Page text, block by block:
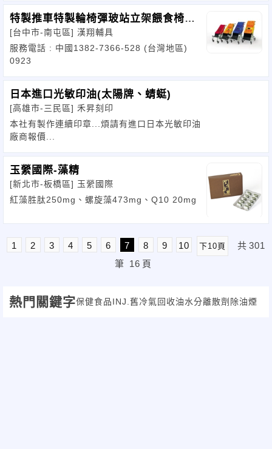
特製推車特製輪椅彈玻站立架餵食椅早
療擺49
[台中市-南屯區] 漢翔輔具
服務電話 : 中國1382-7366-528 (台灣地區)
0923
日本進口光敏印油(太陽牌、蜻蜓)
[高雄市-三民區] 禾昇刻印
本社有製作連續印章...煩請有進口日本光敏印油
廠商報價...
玉縈國際-藻精
[新北市-板橋區] 玉縈國際
紅藻胜肽250mg、螺旋藻473mg、Q10 20mg
1 2 3 4 5 6 7 8 9 10 下10頁 共 301
筆 16 頁
熱門關鍵字保健食品INJ. 舊冷氣回收油水分離散劑 除油煙